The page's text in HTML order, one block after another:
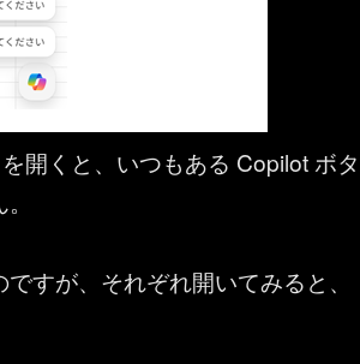
開くと、いつもある Copilot ボタ
すが、それぞれ開いてみると、